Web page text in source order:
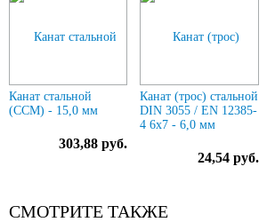
Канат стальной
(ССМ) - 15,0 мм
303,88 руб.
Канат (трос) стальной
DIN 3055 / EN 12385-
4 6x7 - 6,0 мм
24,54 руб.
СМОТРИТЕ ТАКЖЕ